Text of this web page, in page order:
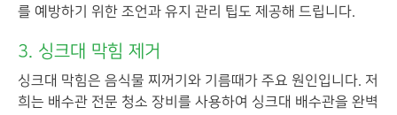
를 예방하기 위한 조언과 유지 관리 팁도 제공해 드립니다.
3. 싱크대 막힘 제거
싱크대 막힘은 음식물 찌꺼기와 기름때가 주요 원인입니다. 저
희는 배수관 전문 청소 장비를 사용하여 싱크대 배수관을 완벽